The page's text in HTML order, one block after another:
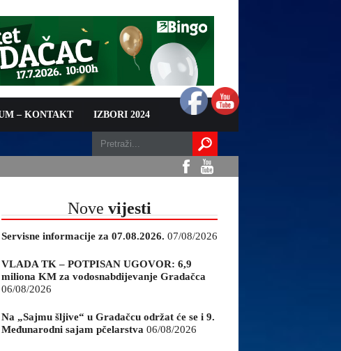
– KONTAKT IZBORI 2024
Nove vijesti
Servisne informacije za 07.08.2026. 07/08/2026
VLADA TK – POTPISAN UGOVOR: 6,9
miliona KM za vodosnabdijevanje Gradačca
06/08/2026
Na „Sajmu šljive“ u Gradačcu održat će se i 9.
Međunarodni sajam pčelarstva 06/08/2026